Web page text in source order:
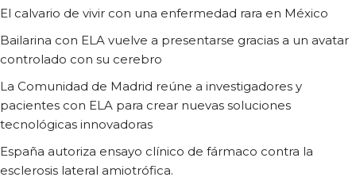
El calvario de vivir con una enfermedad rara en México
Bailarina con ELA vuelve a presentarse gracias a un avatar
controlado con su cerebro
La Comunidad de Madrid reúne a investigadores y
pacientes con ELA para crear nuevas soluciones
tecnológicas innovadoras
España autoriza ensayo clínico de fármaco contra la
esclerosis lateral amiotrófica.